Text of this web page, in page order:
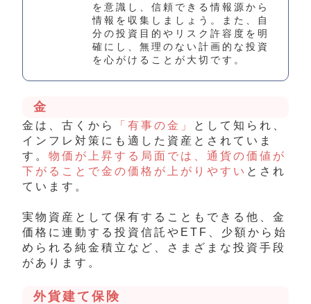
を意識し、信頼できる情報源から
情報を収集しましょう。また、自
分の投資目的やリスク許容度を明
確にし、無理のない計画的な投資
を心がけることが大切です。
金
金は、古くから 「有事の金」
として知られ、
インフレ対策にも適した資産とされていま
す。 物価が上昇する局面では、通貨の価値が
下がることで金の価格が上がりやすい とされ
ています。
実物資産として保有することもできる他、金
価格に連動する投資信託やETF、少額から始
められる純金積立など、さまざまな投資手段
があります。
外貨建て保険